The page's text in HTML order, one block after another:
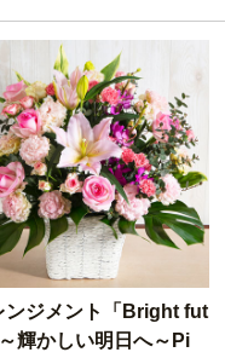
ンジメント「Bright fut
輝かしい明日へ～Pi